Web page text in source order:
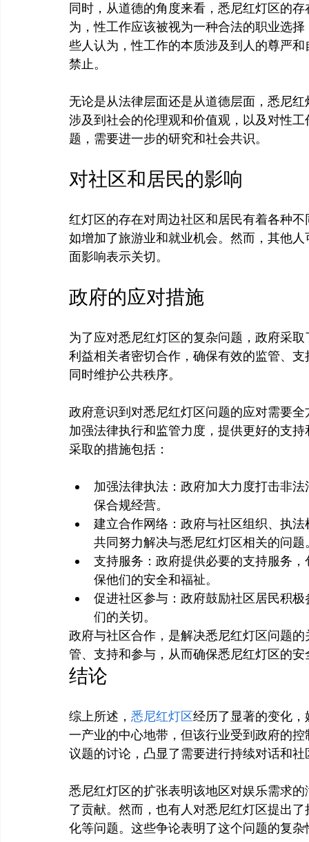
同时，从道德的角度来看，悉尼红灯区的
为，性工作应该被视为一种合法的职业选
些人认为，性工作的本质涉及到人的尊严
禁止。
无论是从法律层面还是从道德层面，悉尼
涉及到社会的伦理观和价值观，以及对性
对社区和居民的影响
红灯区的存在对周边社区和居民有着各种
如增加了旅游业和就业机会。然而，其他
政府的应对措施
为了应对悉尼红灯区的复杂问题，政府采
利益相关者密切合作，确保有效的监管、
同时维护公共秩序。
政府意识到对悉尼红灯区问题的应对需要
加强法律执行和监管力度，提供更好的支
加强法律执法：政府加大力度打击非
保合规经营。
建立合作网络：政府与社区组织、执
共同努力解决与悉尼红灯区相关的问题
支持服务：政府提供必要的支持服务
保他们的安全和福祉。
促进社区参与：政府鼓励社区居民积
们的关切。
政府与社区合作，是解决悉尼红灯区问题
管、支持和参与，从而确保悉尼红灯区的安
结论
综上所述， 悉尼红灯区经历了显著的变化
一产业的中心地带，但该行业受到政府的
议题的讨论，凸显了需要进行持续对话和
悉尼红灯区的扩张表明该地区对娱乐需求
了贡献。然而，也有人对悉尼红灯区提出
化等问题。这些争论表明了这个问题的复杂